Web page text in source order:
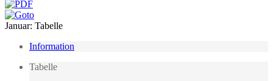
Januar: Tabelle
Information
Tabelle